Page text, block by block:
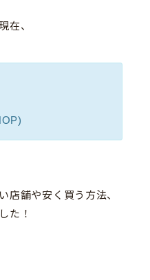
在、
店舗や安く買う方法、
た！